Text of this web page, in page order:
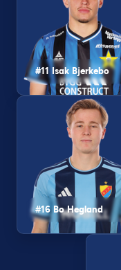
#11 Isak Bjerkebo
#16 Bo Hegland